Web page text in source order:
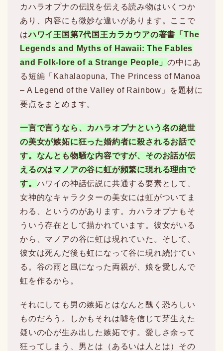
カハラオプナの伝説を伝える読み物はいくつか
あり、内容にも微妙な違いがあります。ここで
はハワイ王国第7代国王カラカウアの著書「The
Legends and Myths of Hawaii: The Fables
and Folk-lore of a Strange People」の中にあ
る短編「Kahalaopuna, The Princess of Manoa
– A Legend of the Valley of Rainbow」を題材に
要点をまとめます。
一言で言うなら、カハラオプナという名の絶世
の美女が嫉妬に狂った婚約者に殺されるお話で
す。なんとも物騒な内容ですが、そのお話が伝
えるのはマノアの谷に虹が頻繁に現れる理由で
す。 ハワイの神話伝説に共通する要素として、
女神的なキャラクターの美女には虹がついてま
わる、というのがあります。カハラオプナもそ
ういう存在として描かれています。彼女がいる
から、マノアの谷に虹は現れていた。そして、
彼女は死んだ後も虹になって谷に現れ続けてい
る。谷の雨と風になった両親が、娘を愛しんで
虹を作るから。
それにしても男の嫉妬とはなんと醜く恐ろしい
ものだろう。しかもそれは嘘を信じて芽生えた
疑いの心が生み出した嫉妬です。愛しさ余って
狂ってしまう、男とは（あるいは人とは）その